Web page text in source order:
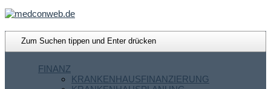
FINANZ
KRANKENHAUSFINANZIERUNG